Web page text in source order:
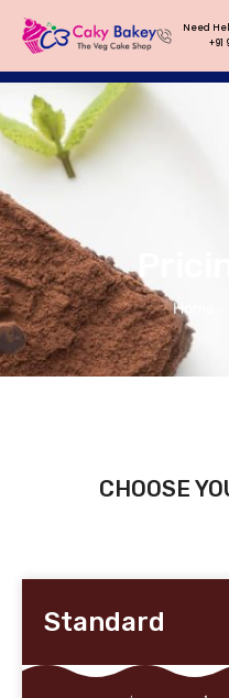
Need
+91
Home
CHOOSE
Standard